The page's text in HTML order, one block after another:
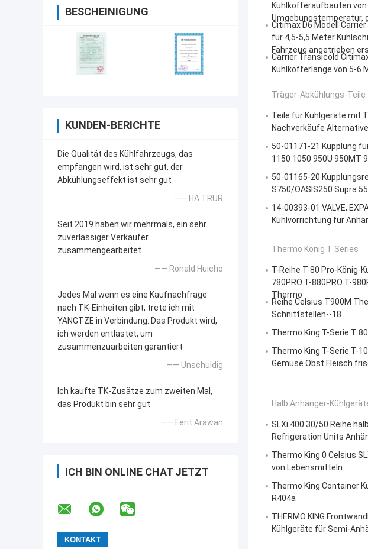
BESCHEINIGUNG
KUNDEN-BERICHTE
Die Qualität des Kühlfahrzeugs, das
empfangen wird, ist sehr gut, der
Abkühlungseffekt ist sehr gut
—— HA TRUR
Seit 2019 haben wir mehrmals, ein sehr
zuverlässiger Verkäufer
zusammengearbeitet
—— Ronald Huicho
Jedes Mal wenn es eine Kaufnachfrage
nach TK-Einheiten gibt, trete ich mit
YANGTZE in Verbindung. Das Produkt wird,
ich werden entlastet, um
zusammenzuarbeiten garantiert
—— Unschuldig
Ich kaufte TK-Zusätze zum zweiten Mal,
das Produkt bin sehr gut
—— Ferit Arawan
ICH BIN ONLINE CHAT JETZT
Kühlkofferaufbauten
Umgebungstemperatur,
Citimax D6 Modell
für 4,5-5,5 Meter
Fahrzeug angetrieben
Carrier Transicold
Kühlkofferlänge von 5-6
Träger-Abkühlungs-Teile
Teile für Kühlgeräte mit
Nachverkäufe
50-01171-21 Kupplung
1150 1050 950U 950MT
50-01165-20
S750/OASIS250 Supra
14-00393-01 VALVE,
Kühlvorrichtung für
Thermo König T Series
T-Reihe T-80 Pro-König-
780PRO T-880PRO T-
Thermo
Reihe Celsius T900M
Schnittstellen--18
Thermo King T-Serie T
Thermo King T-Serie T-
Gemüse Obst Fleisch
Halb Anhänger-
SLXi 400 30/50 Reihe
Refrigeration Units
Thermo King 0 Celsius
von Lebensmitteln
Thermo King Container
R404a
THERMO KING
Kühlgeräte für Semi-